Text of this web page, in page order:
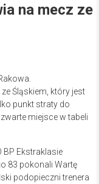
na mecz ze
Śląskiem, który jest
punkt straty do
miejsce w tabeli
BP Ekstraklasie
83 pokonali Wartę
podopieczni trenera